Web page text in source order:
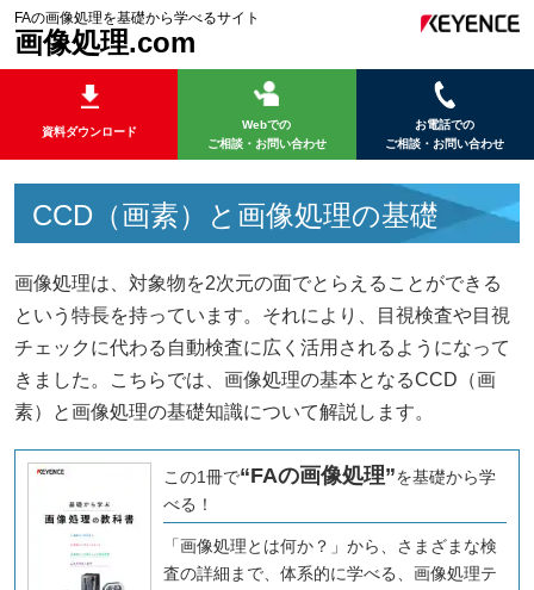
FAの画像処理を基礎から学べるサイト
画像処理.com
資料ダウンロード
Webでの
ご相談・お問い合わせ
お電話での
ご相談・お問い合わせ
CCD（画素）と画像処理の基礎
画像処理は、対象物を2次元の面でとらえることができる
という特長を持っています。それにより、目視検査や目視
チェックに代わる自動検査に広く活用されるようになって
きました。こちらでは、画像処理の基本となるCCD（画
素）と画像処理の基礎知識について解説します。
この1冊で“FAの画像処理”を基礎から学
べる！
「画像処理とは何か？」から、さまざまな検
査の詳細まで、体系的に学べる、画像処理テ